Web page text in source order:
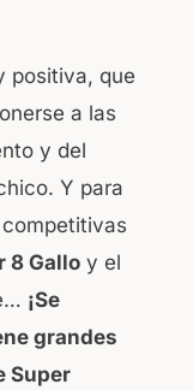
positiva, que
a las
y del
Y para
8 Gallo y el
¡Se
grandes
Super